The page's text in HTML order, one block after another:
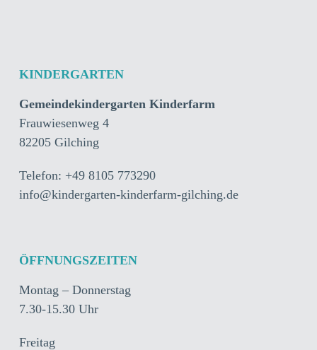
KINDERGARTEN
Gemeindekindergarten Kinderfarm
Frauwiesenweg 4
82205 Gilching
Telefon: +49 8105 773290
info@kindergarten-kinderfarm-gilching.de
ÖFFNUNGSZEITEN
Montag – Donnerstag
7.30-15.30 Uhr
Freitag